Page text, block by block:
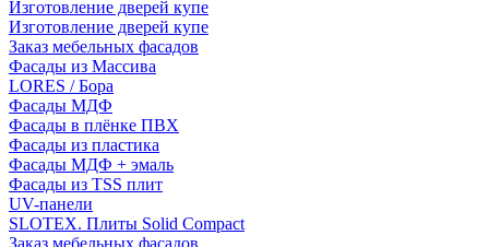
Изготовление дверей купе
Изготовление дверей купе
Заказ мебельных фасадов
Фасады из Массива
LORES / Бора
Фасады МДФ
Фасады в плёнке ПВХ
Фасады из пластика
Фасады МДФ + эмаль
Фасады из TSS плит
UV-панели
SLOTEX. Плиты Solid Compact
Заказ мебельных фасадов